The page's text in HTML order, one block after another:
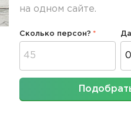
на одном сайте.
Сколько персон?